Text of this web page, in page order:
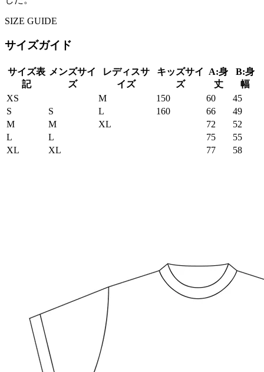
SIZE GUIDE
サイズガイド
サイズ表
記
メンズサイ
ズ
レディスサ
イズ
キッズサイ
ズ
A:身
丈
B:身
幅
XS
M 150 60
45
S
S L 160 66
49
M
M XL 72
52
L
L 75
55
XL
XL 77 58